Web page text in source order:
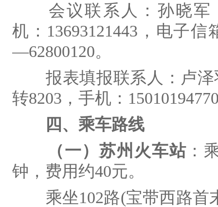
会议联系人：孙晓
机： 13693121443 ，电子信
—62800120。
报表填报联系人：卢
转8203 ，手机：
四、乘车路线
（一）苏州火车站 ：
钟，费用约40元。
乘坐102路(宝带西路首